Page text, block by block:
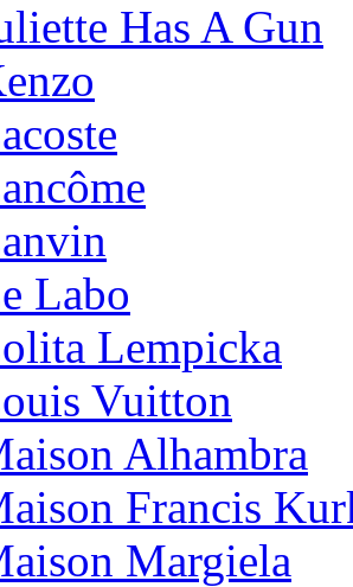
Has A Gun
Labo
Lempicka
Vuitton
Alhambra
Francis
Margiela